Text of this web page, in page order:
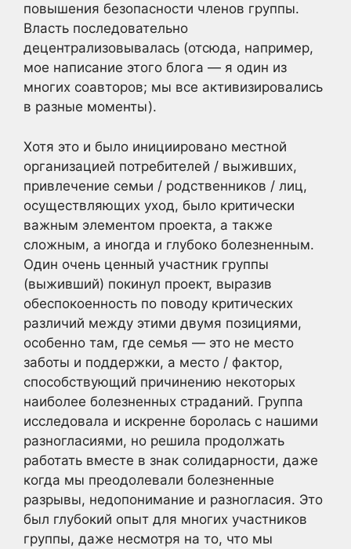
повышения безопасности членов группы.
Власть последовательно
децентрализовывалась (отсюда, например,
мое написание этого блога — я один из
многих соавторов; мы все активизировались
в разные моменты).
Хотя это и было инициировано местной
организацией потребителей / выживших,
привлечение семьи / родственников / лиц,
осуществляющих уход, было критически
важным элементом проекта, а также
сложным, а иногда и глубоко болезненным.
Один очень ценный участник группы
(выживший) покинул проект, выразив
обеспокоенность по поводу критических
различий между этими двумя позициями,
особенно там, где семья — это не место
заботы и поддержки, а место / фактор,
способствующий причинению некоторых
наиболее болезненных страданий. Группа
исследовала и искренне боролась с нашими
разногласиями, но решила продолжать
работать вместе в знак солидарности, даже
когда мы преодолевали болезненные
разрывы, недопонимание и разногласия. Это
был глубокий опыт для многих участников
группы, даже несмотря на то, что мы